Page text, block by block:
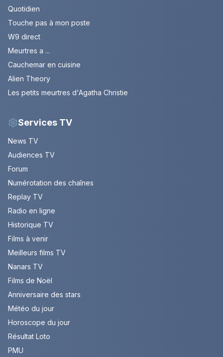
Quotidien
Touche pas à mon poste
W9 direct
Meurtres a ...
Cauchemar en cuisine
Alien Theory
Les petits meurtres d'Agatha Christie
Services TV
News TV
Audiences TV
Forum
Numérotation des chaînes
Replay TV
Radio en ligne
Historique TV
Films à venir
Meilleurs films TV
Nanars TV
Films de Noël
Anniversaire des stars
Météo du jour
Horoscope du jour
Résultat Loto
PMU